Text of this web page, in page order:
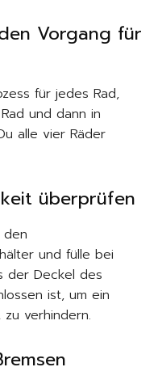
Vorgang für
für jedes Rad,
und dann in
alle vier Räder
überprüfen
und fülle bei
der Deckel des
ist, um ein
verhindern.